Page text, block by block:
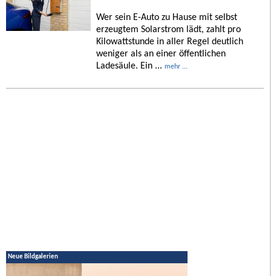
Wer sein E-Auto zu Hause mit selbst
erzeugtem Solarstrom lädt, zahlt pro
Kilowattstunde in aller Regel deutlich
weniger als an einer öffentlichen
Ladesäule. Ein ... mehr ...
Neue Bildgalerien